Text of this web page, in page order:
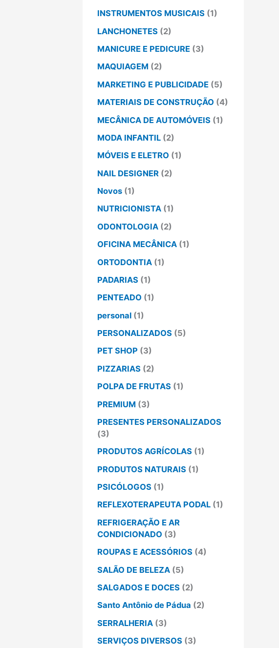
INSTRUMENTOS MUSICAIS (1)
LANCHONETES (2)
MANICURE E PEDICURE (3)
MAQUIAGEM (2)
MARKETING E PUBLICIDADE (5)
MATERIAIS DE CONSTRUÇÃO (4)
MECÂNICA DE AUTOMÓVEIS (1)
MODA INFANTIL (2)
MÓVEIS E ELETRO (1)
NAIL DESIGNER (2)
Novos (1)
NUTRICIONISTA (1)
ODONTOLOGIA (2)
OFICINA MECÂNICA (1)
ORTODONTIA (1)
PADARIAS (1)
PENTEADO (1)
personal (1)
PERSONALIZADOS (5)
PET SHOP (3)
PIZZARIAS (2)
POLPA DE FRUTAS (1)
PREMIUM (3)
PRESENTES PERSONALIZADOS
(3)
PRODUTOS AGRÍCOLAS (1)
PRODUTOS NATURAIS (1)
PSICÓLOGOS (1)
REFLEXOTERAPEUTA PODAL (1)
REFRIGERAÇÃO E AR
CONDICIONADO (3)
ROUPAS E ACESSÓRIOS (4)
SALÃO DE BELEZA (5)
SALGADOS E DOCES (2)
Santo Antônio de Pádua (2)
SERRALHERIA (3)
SERVIÇOS DIVERSOS (3)